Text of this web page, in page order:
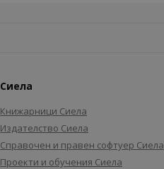
Сиела
Книжарници Сиела
Издателство Сиела
Справочен и правен софтуер Сиела
Проекти и обучения Сиела